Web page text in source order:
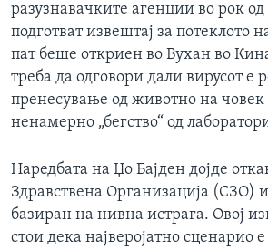
разузнавачките агенции во рок
подготват извештај за потеклото
пат беше откриен во Вухан во
треба да одговори дали вирусот е
пренесување од животно на човек
ненамерно „бегство“ од
Наредбата на Џо Бајден дојде
Здравствена Организација (СЗО)
базиран на нивна истрага. Овој
стои дека најверојатно сценарио